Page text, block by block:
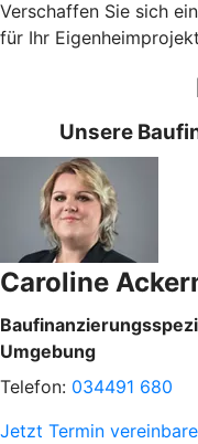
Verschaffen Sie sich
für Ihr
Unsere
Caroline
Umgebung
Telefon: 034491 680
Jetzt Termin